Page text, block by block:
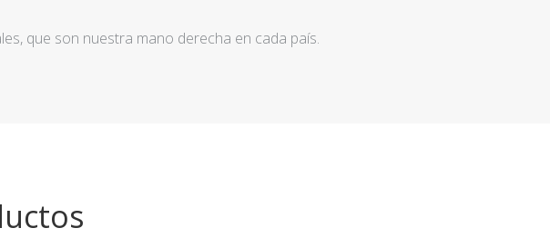
que son nuestra mano derecha en cada país.